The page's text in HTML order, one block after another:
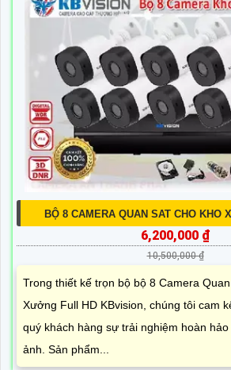
BỘ 8 CAMERA QUAN SAT CHO KHO
6,200,000 ₫
10,500,000 ₫
Trong thiết kế trọn bộ bộ 8 Camera
Xưởng Full HD KBvision, chúng tôi cam
quý khách hàng sự trải nghiệm hoàn
ảnh. Sản phẩm...